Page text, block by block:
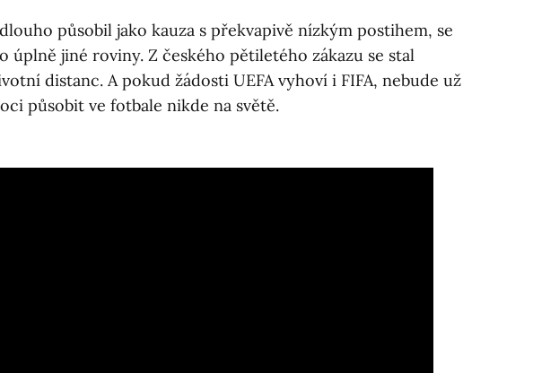
působil jako kauza s překvapivě nízkým postihem, se
úplně jiné roviny. Z českého pětiletého zákazu se stal
distanc. A pokud žádosti UEFA vyhoví i FIFA, nebude už
působit ve fotbale nikde na světě.